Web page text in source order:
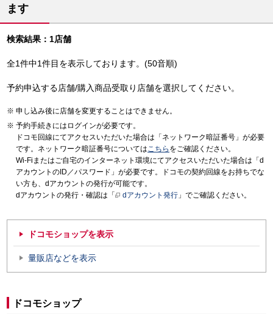
ます
検索結果：1店舗
全1件中1件目を表示しております。(50音順)
予約申込する店舗/購入商品受取り店舗を選択してください。
申し込み後に店舗を変更することはできません。
予約手続きにはログインが必要です。
ドコモ回線にてアクセスいただいた場合は「ネットワーク暗証番号」が必要
です。ネットワーク暗証番号についてはこちら をご確認ください。
Wi-Fiまたはご自宅のインターネット環境にてアクセスいただいた場合は「d
アカウントのID／パスワード」が必要です。ドコモの契約回線をお持ちでな
い方も、dアカウントの発行が可能です。
dアカウントの発行・確認は「
dアカウント発行 」でご確認ください。
ドコモショップを表示
量販店などを表示
ドコモショップ